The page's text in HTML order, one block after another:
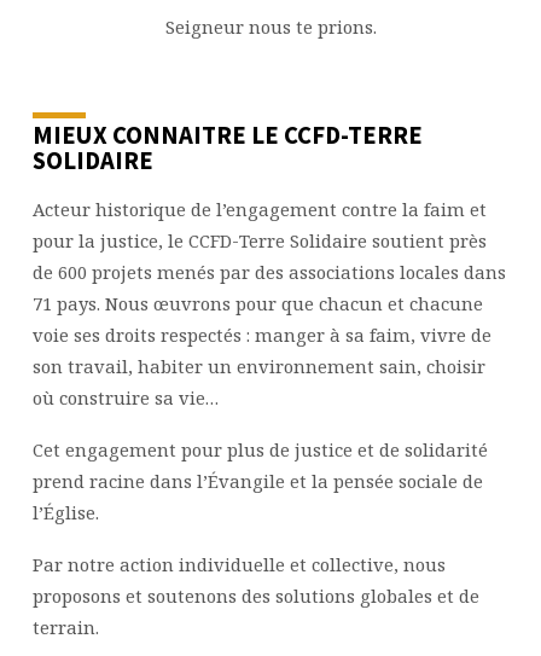
Seigneur nous te prions.
MIEUX CONNAITRE LE CCFD-TERRE
SOLIDAIRE
Acteur historique de l’engagement contre la faim et
pour la justice, le CCFD-Terre Solidaire soutient près
de 600 projets menés par des associations locales dans
71 pays. Nous œuvrons pour que chacun et chacune
voie ses droits respectés : manger à sa faim, vivre de
son travail, habiter un environnement sain, choisir
où construire sa vie…
Cet engagement pour plus de justice et de solidarité
prend racine dans l’Évangile et la pensée sociale de
l’Église.
Par notre action individuelle et collective, nous
proposons et soutenons des solutions globales et de
terrain.